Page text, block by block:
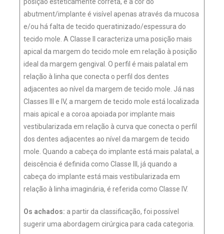
abutment/implante é visível apenas através da mucosa
e/ou há falta de tecido queratinizado/espessura do
tecido mole. A Classe II caracteriza uma posição mais
apical da margem do tecido mole em relação à posição
ideal da margem gengival. O perfil é mais palatal em
relação à linha que conecta o perfil dos dentes
adjacentes ao nível da margem de tecido mole. Já nas
Classes III e IV, a margem de tecido mole está localizada
mais apical e a coroa apoiada por implante mais
vestibularizada em relação à curva que conecta o perfil
dos dentes adjacentes ao nível da margem de tecido
mole. Quando a cabeça do implante está mais palatal, a
deiscência é definida como Classe III, já quando a
cabeça do implante está mais vestibularizada em
relação à linha imaginária, é referida como Classe IV.
Os achados: a partir da classificação, foi possível
sugerir uma abordagem cirúrgica para cada categoria.